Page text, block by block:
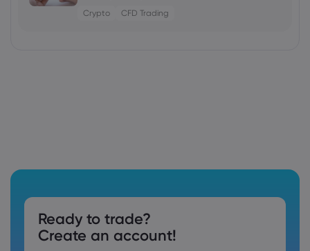
Crypto CFD Trading
Ready to trade?
Create an account!